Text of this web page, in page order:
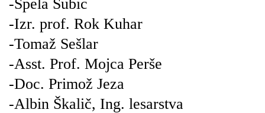
-Špela Šubic
-Izr. prof. Rok Kuhar
-Tomaž Sešlar
-Asst. Prof. Mojca Perše
-Doc. Primož Jeza
-Albin Škalič, Ing. lesarstva